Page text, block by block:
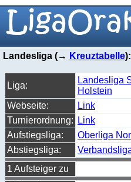
Landesliga (→ Kreuztabelle):
Liga:
Landesliga
Holstein
Webseite:
Link
Turnierordnung:
Link
Aufstiegsliga:
Oberliga
Abstiegsliga:
1 Aufsteiger zu